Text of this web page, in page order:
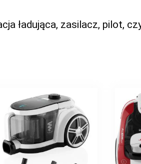
ładująca, zasilacz, pilot,